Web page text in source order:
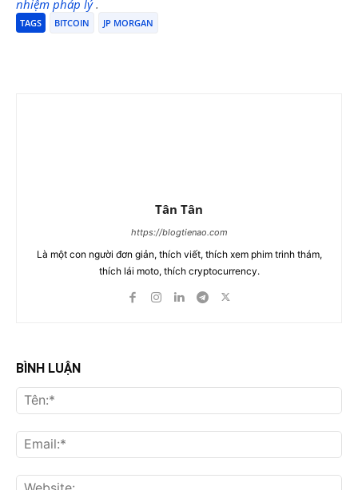
nhiệm pháp lý.
TAGS BITCOIN JP MORGAN
Tân Tân
https://blogtienao.com
Là một con người đơn giản, thích viết, thích xem phim trinh thám,
thích lái moto, thích cryptocurrency.
BÌNH LUẬN